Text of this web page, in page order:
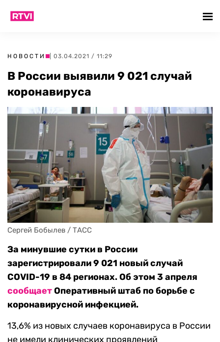
НОВОСТИ | 03.04.2021 / 11:29
В России выявили 9 021 случай
коронавируса
Сергей Бобылев / ТАСС
За минувшие сутки в России
зарегистрировали 9 021 новый случай
COVID-19 в 84 регионах. Об этом 3 апреля
сообщаетОперативный штаб по борьбе с
коронавирусной инфекцией.
13,6% из новых случаев коронавируса в России
не имели клинических проявлений